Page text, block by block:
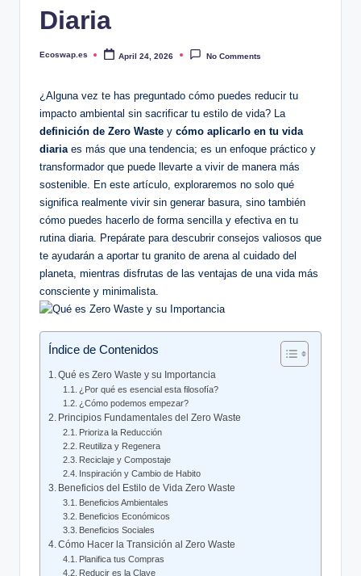
Diaria
Posted
Ecoswap.es April 24, 2026 No Comments
¿Alguna vez te has preguntado cómo puedes reducir tu
impacto ambiental sin sacrificar tu estilo de vida? La
definición de Zero Waste y cómo aplicarlo en tu vida
diariaes más que una tendencia; es un enfoque práctico y
transformador que puede llevarte a vivir de manera más
sostenible. En este artículo, exploraremos no solo qué
significa realmente vivir sin generar basura, sino también
cómo puedes hacerlo de forma sencilla y efectiva en tu
rutina diaria. Prepárate para descubrir consejos valiosos que
te ayudarán a aportar tu granito de arena al cuidado del
planeta, mientras disfrutas de las ventajas de una vida más
consciente y minimalista.
Índice de Contenidos
Qué es Zero Waste y su Importancia
¿Por qué es esencial esta filosofía?
¿Cómo podemos empezar?
Principios Fundamentales del Zero Waste
Prioriza la Reducción
Reutiliza y Regenera
Reciclaje y Compostaje
Inspiración y Cambio de Habito
Beneficios del Estilo de Vida Zero Waste
Beneficios Ambientales
Beneficios Económicos
Beneficios Sociales
Cómo Hacer la Transición al Zero Waste
Planifica tus Compras
Reducir es la Clave